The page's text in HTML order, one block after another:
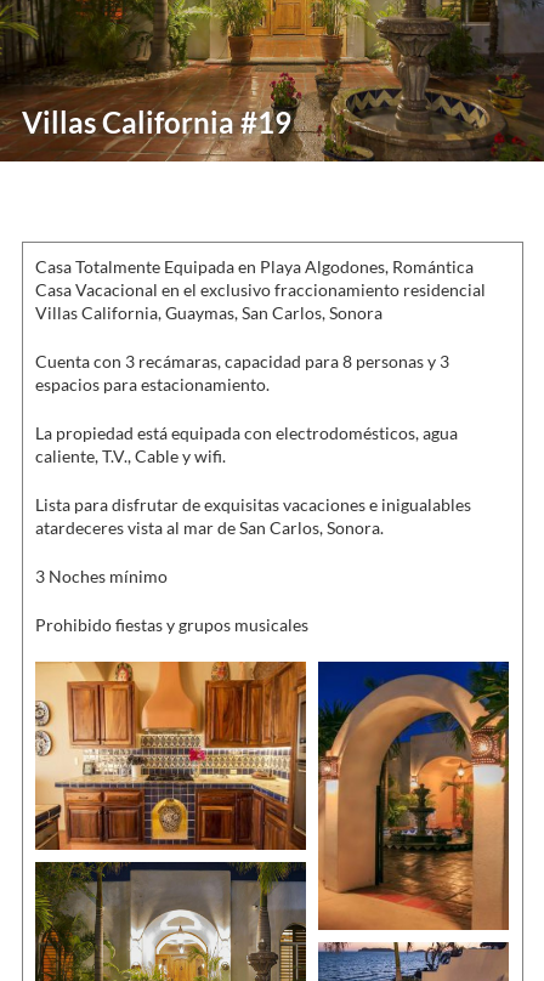
Villas California #19
Casa Totalmente Equipada en Playa Algodones, Romántica
Casa Vacacional en el exclusivo fraccionamiento residencial
Villas California, Guaymas, San Carlos, Sonora
Cuenta con 3 recámaras, capacidad para 8 personas y 3
espacios para estacionamiento.
La propiedad está equipada con electrodomésticos, agua
caliente, T.V., Cable y wifi.
Lista para disfrutar de exquisitas vacaciones e inigualables
atardeceres vista al mar de San Carlos, Sonora.
3 Noches mínimo
Prohibido fiestas y grupos musicales